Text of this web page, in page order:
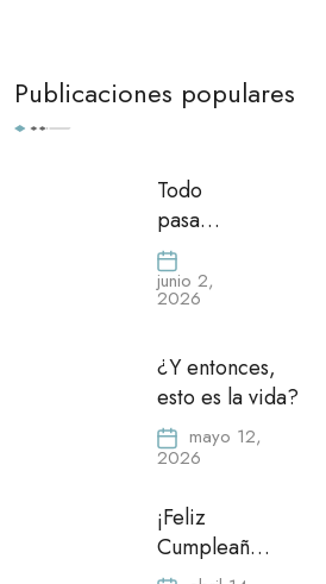
Publicaciones populares
Todo
pasa…
junio 2,
2026
¿Y entonces,
esto es la vida?
mayo 12,
2026
¡Feliz
Cumpleaños
Mamá!